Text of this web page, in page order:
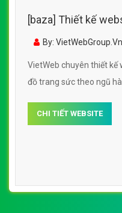
[baza] Thiết kế
kiện, đồ trang sức
By: VietWebGroup.Vn
VietWeb chuyên thiết kế
đồ trang sức theo ngũ
CHI TIẾT WEBSITE